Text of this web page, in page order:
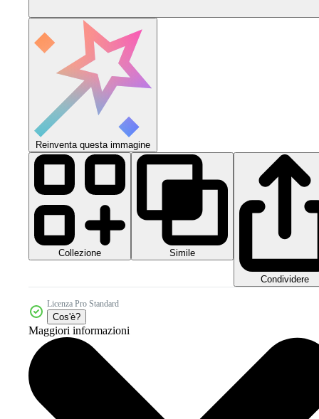
Reinventa questa immagine
Collezione Simile
Condividere
Licenza Pro Standard
Cos'è?
Maggiori informazioni